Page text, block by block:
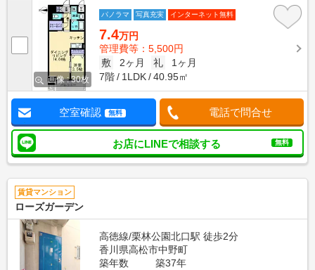
画像 : 30枚
パノラマ 写真充実 インターネット無料
7.4万円
管理費等：5,500円
敷
2ヶ月 礼
1ヶ月
7階
1LDK 40.95㎡
空室確認 無料 電話で問合せ
お店にLINEで相談する 無料
賃貸マンション
ローズガーデン
高徳線/栗林公園北口駅 徒歩2分
香川県高松市中野町
築年数
築37年